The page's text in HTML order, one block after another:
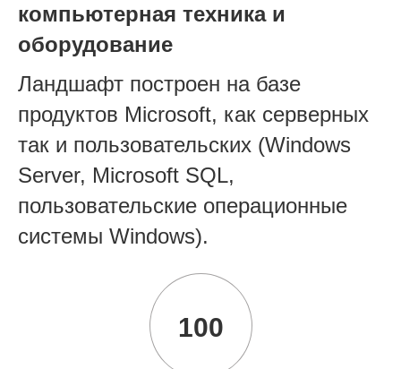
компьютерная техника и
оборудование
Ландшафт построен на базе
продуктов Microsoft, как серверных
так и пользовательских (Windows
Server, Microsoft SQL,
пользовательские операционные
системы Windows).
100